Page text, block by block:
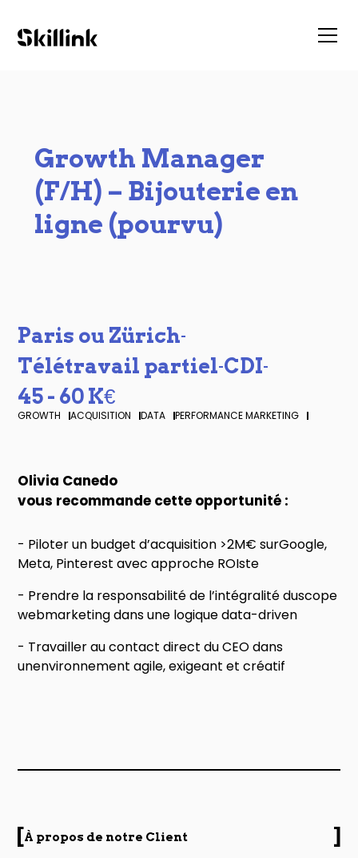
Growth Manager
(F/H) – Bijouterie en
ligne (pourvu)
Paris ou Zürich-
Télétravail partiel-CDI-
45 - 60 K€
GROWTH ACQUISITION DATA PERFORMANCE MARKETING
Olivia Canedo
vous recommande cette opportunité :
- Piloter un budget d’acquisition >2M€ surGoogle,
Meta, Pinterest avec approche ROIste
- Prendre la responsabilité de l’intégralité duscope
webmarketing dans une logique data-driven
- Travailler au contact direct du CEO dans
unenvironnement agile, exigeant et créatif
À propos de notre Client